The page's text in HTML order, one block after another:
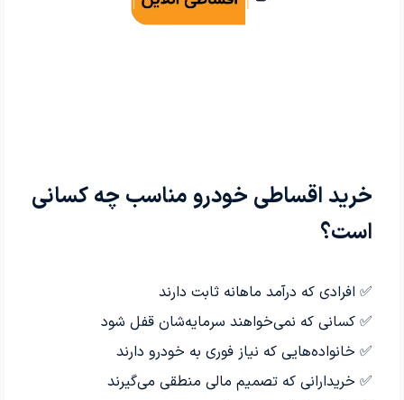
خرید اقساطی خودرو مناسب چه کسانی
است؟
✅ افرادی که درآمد ماهانه ثابت دارند
✅ کسانی که نمی‌خواهند سرمایه‌شان قفل شود
✅ خانواده‌هایی که نیاز فوری به خودرو دارند
✅ خریدارانی که تصمیم مالی منطقی می‌گیرند